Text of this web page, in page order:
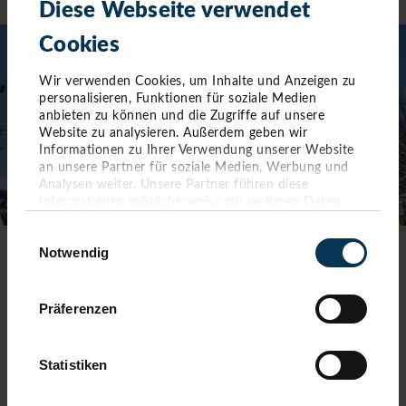
Diese Webseite verwendet
Cookies
Wir verwenden Cookies, um Inhalte und Anzeigen zu
personalisieren, Funktionen für soziale Medien
anbieten zu können und die Zugriffe auf unsere
Website zu analysieren. Außerdem geben wir
Informationen zu Ihrer Verwendung unserer Website
an unsere Partner für soziale Medien, Werbung und
Analysen weiter. Unsere Partner führen diese
sie im Rahmen Ihrer Nutzung der Dienste gesammelt
haben. Sie geben Einwilligung zu unseren Cookies,
Notwendig
Präferenzen
Statistiken
TOURIST-INFORMATION TIMMENDORFER STRAND
Timmendorfer Platz 10
Telefon: 04503-3577-0